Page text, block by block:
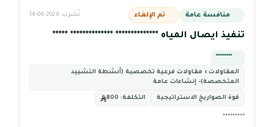
منافسة عامة تم الإلغاء نُشرت 2026-06-14
تنفيذ ايصال المياه ************** ************** *****
*********
المقاولات › مقاولات فرعية تخصصية (أنشطة التشييد
المتخصصة)- إنشاءات عامة
قوة الصواريخ الاستراتيجية التكلفة:
*********